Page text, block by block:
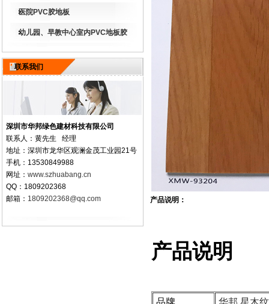
医院PVC胶地板
幼儿园、早教中心室内PVC地板胶
联系我们
深圳市华邦绿色建材科技有限公司
联系人：黄先生 经理
地址：深圳市龙华区观澜金茂工业园21号
手机：13530849988
网址： www.szhuabang.cn
QQ：1809202368
邮箱： 1809202368@qq.com 产品说明：
产品说明
品牌
华邦 星木纹